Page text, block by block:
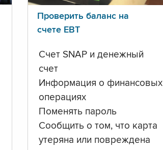
Проверить баланс на
счете ЕВТ
Счет SNAP и денежный
счет
Информация о финансовых
операциях
Поменять пароль
Сообщить о том, что карта
утеряна или повреждена